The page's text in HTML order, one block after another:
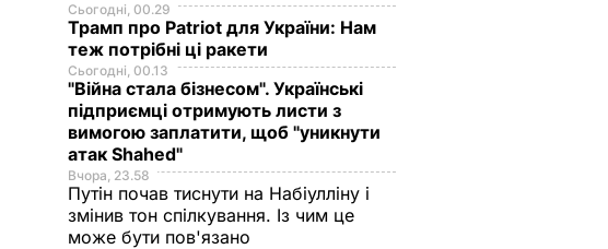
Сьогодні, 00.29
Трамп про Patriot для України: Нам
теж потрібні ці ракети
Сьогодні, 00.13
"Війна стала бізнесом". Українські
підприємці отримують листи з
вимогою заплатити, щоб "уникнути
атак Shahed"
Вчора, 23.58
Путін почав тиснути на Набіулліну і
змінив тон спілкування. Із чим це
може бути пов'язано